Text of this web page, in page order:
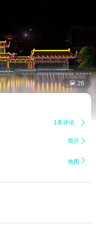
 26
1条评论 
简介 
地图 